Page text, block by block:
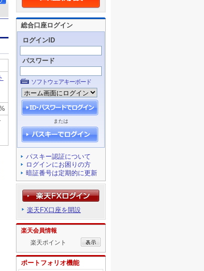
総合口座ログイン
ログインID
パスワード
ソフトウェアキーボード
または
パスキー認証について
ログインにお困りの方
暗証番号は定期的に更新
楽天FX口座を開設
楽天会員情報
楽天ポイント
ポートフォリオ機能